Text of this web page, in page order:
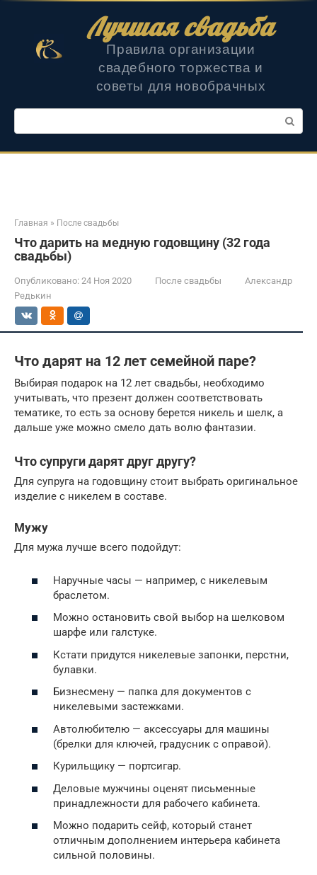
Лучшая свадьба
Правила организации
свадебного торжества и
советы для новобрачных
Поиск:
Главная » После свадьбы
Что дарить на медную годовщину (32 года
свадьбы)
Опубликовано: 24 Ноя 2020 После свадьбы
Александр
Редькин
Что дарят на 12 лет семейной паре?
Выбирая подарок на 12 лет свадьбы, необходимо
учитывать, что презент должен соответствовать
тематике, то есть за основу берется никель и шелк, а
дальше уже можно смело дать волю фантазии.
Что супруги дарят друг другу?
Для супруга на годовщину стоит выбрать оригинальное
изделие с никелем в составе.
Мужу
Для мужа лучше всего подойдут:
Наручные часы — например, с никелевым
браслетом.
Можно остановить свой выбор на шелковом
шарфе или галстуке.
Кстати придутся никелевые запонки, перстни,
булавки.
Бизнесмену — папка для документов с
никелевыми застежками.
Автолюбителю — аксессуары для машины
(брелки для ключей, градусник с оправой).
Курильщику — портсигар.
Деловые мужчины оценят письменные
принадлежности для рабочего кабинета.
Можно подарить сейф, который станет
отличным дополнением интерьера кабинета
сильной половины.